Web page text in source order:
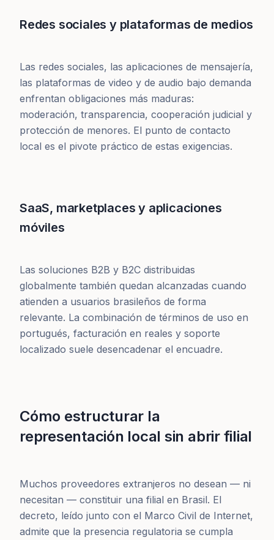
Redes sociales y plataformas de medios
Las redes sociales, las aplicaciones de mensajería,
las plataformas de video y de audio bajo demanda
enfrentan obligaciones más maduras:
moderación, transparencia, cooperación judicial y
protección de menores. El punto de contacto
local es el pivote práctico de estas exigencias.
SaaS, marketplaces y aplicaciones
móviles
Las soluciones B2B y B2C distribuidas
globalmente también quedan alcanzadas cuando
atienden a usuarios brasileños de forma
relevante. La combinación de términos de uso en
portugués, facturación en reales y soporte
localizado suele desencadenar el encuadre.
Cómo estructurar la
representación local sin abrir filial
Muchos proveedores extranjeros no desean — ni
necesitan — constituir una filial en Brasil. El
decreto, leído junto con el Marco Civil de Internet,
admite que la presencia regulatoria se cumpla